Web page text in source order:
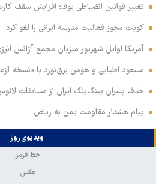
تغییر قوانین انضباطی یوفا؛ افزایش سقف
کویت مجوز فعالیت مدرسه ایرانی را لغو کرد
آمریکا اوایل شهریور میزبان مجمع آژانس
مسعود اطیابی و هومن برق‌نورد با «نسخه
حذف پسران پینگ‌پنگ ایران از مسابقات
پیام هشدار مقاومت یمن به ریاض
ویدیوی روز
خط قرمز
عکس